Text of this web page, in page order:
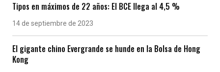
Tipos en máximos de 22 años: El BCE llega al 4,5 %
14 de septiembre de 2023
El gigante chino Evergrande se hunde en la Bolsa de Hong
Kong